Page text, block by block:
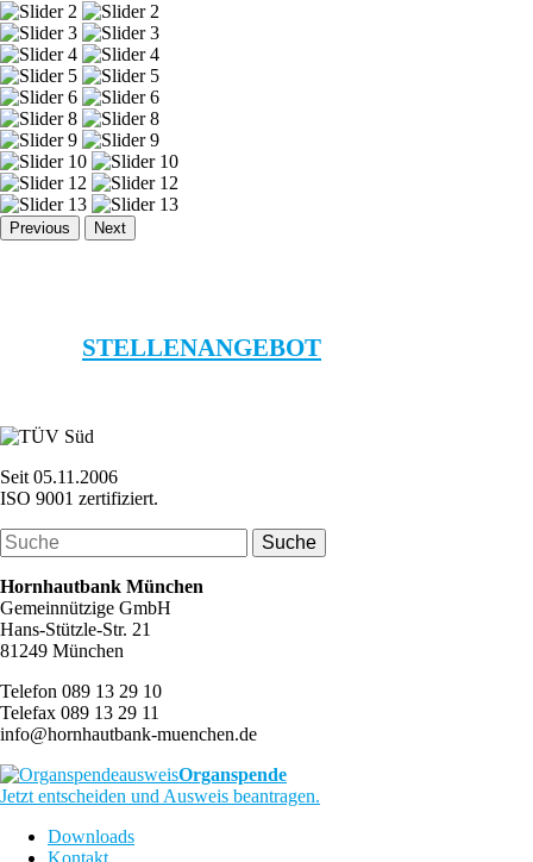
Previous Next
STELLENANGEBOT
Seit 05.11.2006
ISO 9001 zertifiziert.
Hornhautbank München
Gemeinnützige GmbH
Hans-Stützle-Str. 21
81249 München
Telefon 089 13 29 10
Telefax 089 13 29 11
info@hornhautbank-muenchen.de
Organspende
Jetzt entscheiden und Ausweis beantragen.
Downloads
Kontakt